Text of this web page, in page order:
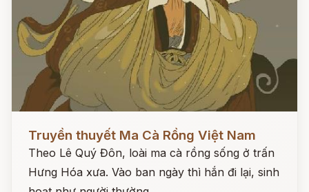
Đọc ngay
Truyền thuyết Ma Cà Rồng Việt Nam
Theo Lê Quý Đôn, loài ma cà rồng sống ở trấn
Hưng Hóa xưa. Vào ban ngày thì hắn đi lại, sinh